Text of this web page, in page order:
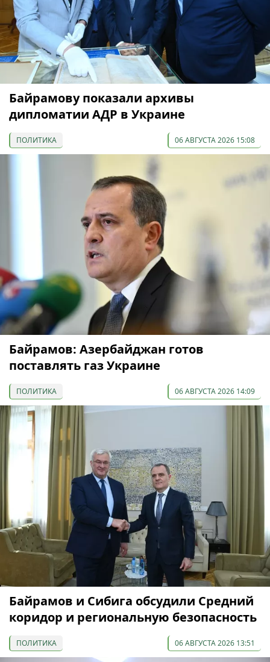
Байрамову показали архивы
дипломатии АДР в Украине
ПОЛИТИКА 06 АВГУСТА 2026 15:08
Байрамов: Азербайджан готов
поставлять газ Украине
ПОЛИТИКА 06 АВГУСТА 2026 14:09
Байрамов и Сибига обсудили Средний
коридор и региональную безопасность
ПОЛИТИКА 06 АВГУСТА 2026 13:51